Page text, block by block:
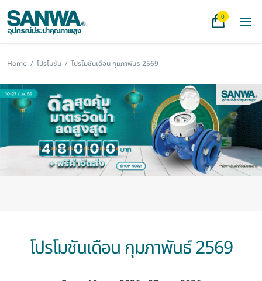
0
Home / โปรโมชัน / โปรโมชันเดือน กุมภาพันธ์ 2569
โปรโมชันเดือน กุมภาพันธ์ 2569